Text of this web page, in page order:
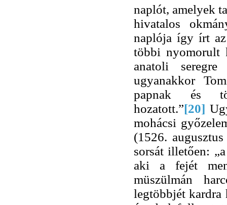
naplót, amelyek
hivatalos
naplója így írt
többi nyomorult
anatoli
ugyanakkor
papnak és
hozatott.”[20]
mohácsi
(1526.
sorsát illetően:
aki a fejét
müszülmán
legtöbbjét kardra